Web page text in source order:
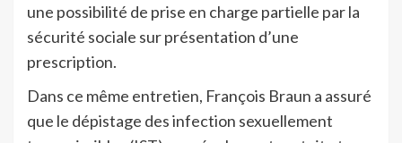
une possibilité de prise en charge partielle par la
sécurité sociale sur présentation d’une
prescription.
Dans ce même entretien, François Braun a assuré
que le dépistage des infection sexuellement